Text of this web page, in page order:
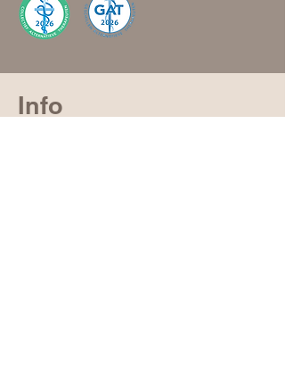
Info